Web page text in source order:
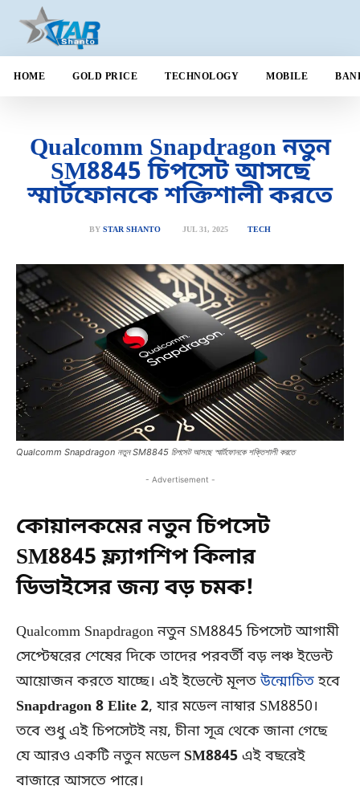
HOME GOLD PRICE TECHNOLOGY MOBILE
Qualcomm Snapdragon নতুন
SM8845 চিপসেট আসছে
স্মার্টফোনকে শক্তিশালী করতে
BY STAR SHANTO JUL 31, 2025 TECH
Qualcomm Snapdragon নতুন SM8845 চিপসেট আসছে স্মার্টফোনকে শক্তিশালী করতে
- Advertisement -
কোয়ালকমের নতুন চিপসেট
SM8845 ফ্ল্যাগশিপ কিলার
ডিভাইসের জন্য বড় চমক!
Qualcomm Snapdragon নতুন SM8845 চিপসেট আগামী
সেপ্টেম্বরের শেষের দিকে তাদের পরবর্তী বড় লঞ্চ ইভেন্ট
আয়োজন করতে যাচ্ছে। এই ইভেন্টে মূলতউন্মোচিতহবে
Snapdragon 8 Elite 2, যার মডেল নাম্বার SM8850।
তবে শুধু এই চিপসেটই নয়, চীনা সূত্র থেকে জানা গেছে
যে আরও একটি নতুন মডেল SM8845 এই বছরেই
বাজারে আসতে পারে।